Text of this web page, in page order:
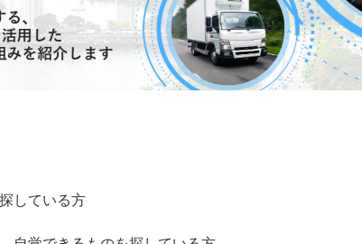
している方